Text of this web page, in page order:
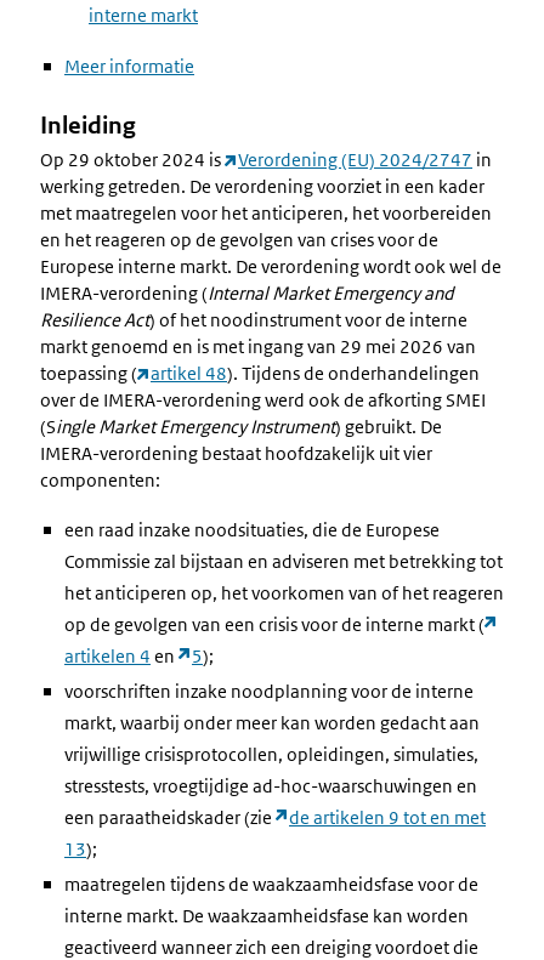
interne markt
Meer informatie
Inleiding
Op 29 oktober 2024 is Verordening (EU) 2024/2747 in
werking getreden. De verordening voorziet in een kader
met maatregelen voor het anticiperen, het voorbereiden
en het reageren op de gevolgen van crises voor de
Europese interne markt. De verordening wordt ook wel de
IMERA-verordening (Internal Market Emergency and
Resilience Act) of het noodinstrument voor de interne
markt genoemd en is met ingang van 29 mei 2026 van
toepassing (
artikel 48). Tijdens de onderhandelingen
over de IMERA-verordening werd ook de afkorting SMEI
(Single Market Emergency Instrument) gebruikt. De
IMERA-verordening bestaat hoofdzakelijk uit vier
componenten:
een raad inzake noodsituaties, die de Europese
Commissie zal bijstaan en adviseren met betrekking tot
het anticiperen op, het voorkomen van of het reageren
op de gevolgen van een crisis voor de interne markt (
artikelen 4 en 5);
voorschriften inzake noodplanning voor de interne
markt, waarbij onder meer kan worden gedacht aan
vrijwillige crisisprotocollen, opleidingen, simulaties,
stresstests, vroegtijdige ad-hoc-waarschuwingen en
een paraatheidskader (zie
de artikelen 9 tot en met
13);
maatregelen tijdens de waakzaamheidsfase voor de
interne markt. De waakzaamheidsfase kan worden
geactiveerd wanneer zich een dreiging voordoet die